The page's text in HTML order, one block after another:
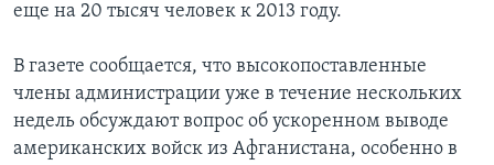
еще на 20 тысяч человек к 2013 году.
В газете сообщается, что высокопоставленные
члены администрации уже в течение нескольких
недель обсуждают вопрос об ускоренном выводе
американских войск из Афганистана, особенно в